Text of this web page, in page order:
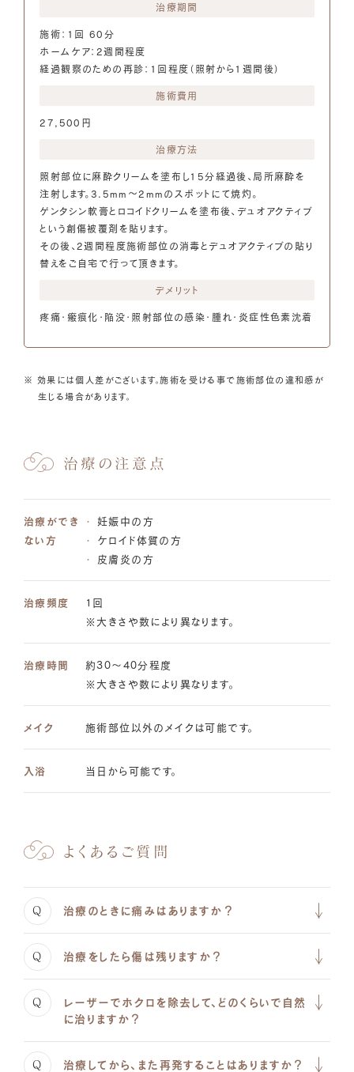
治療期間
施術：1回 60分
ホームケア：2週間程度
経過観察のための再診：1回程度（照射から1週間後）
施術費用
27,500円
治療方法
照射部位に麻酔クリームを塗布し15分経過後、局所麻酔を
注射します。3.5mm～2mmのスポットにて焼灼。
ゲンタシン軟膏とロコイドクリームを塗布後、デュオアクティブ
という創傷被覆剤を貼ります。
その後、2週間程度施術部位の消毒とデュオアクティブの貼り
替えをご自宅で行って頂きます。
デメリット
疼痛・瘢痕化・陥没・照射部位の感染・腫れ・炎症性色素沈着
※ 効果には個人差がございます。施術を受ける事で施術部位の違和感が
生じる場合があります。
治療の注意点
治療ができ
ない方
妊娠中の方
ケロイド体質の方
皮膚炎の方
治療頻度
1回
※大きさや数により異なります。
治療時間
約30～40分程度
※大きさや数により異なります。
メイク 施術部位以外のメイクは可能です。
入浴 当日から可能です。
よくあるご質問
Q 治療のときに痛みはありますか？
Q 治療をしたら傷は残りますか？
Q
レーザーでホクロを除去して、どのくらいで自然
に治りますか？
Q 治療してから、また再発することはありますか？